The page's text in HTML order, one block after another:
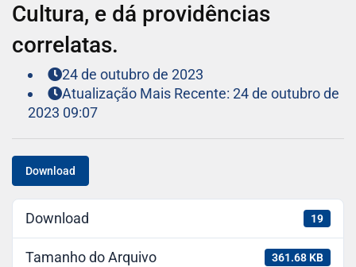
Cultura, e dá providências
correlatas.
24 de outubro de 2023
Atualização Mais Recente: 24 de outubro de
2023 09:07
Download
Download 19
Tamanho do Arquivo 361.68 KB